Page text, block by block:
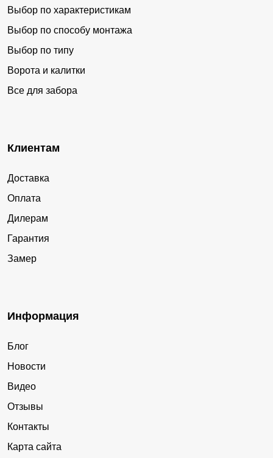
Выбор по характеристикам
Выбор по способу монтажа
Выбор по типу
Ворота и калитки
Все для забора
Клиентам
Доставка
Оплата
Дилерам
Гарантия
Замер
Информация
Блог
Новости
Видео
Отзывы
Контакты
Карта сайта